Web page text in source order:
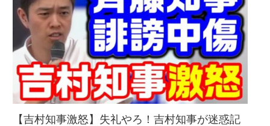
【吉村知事激怒】失礼やろ！吉村知事が迷惑記